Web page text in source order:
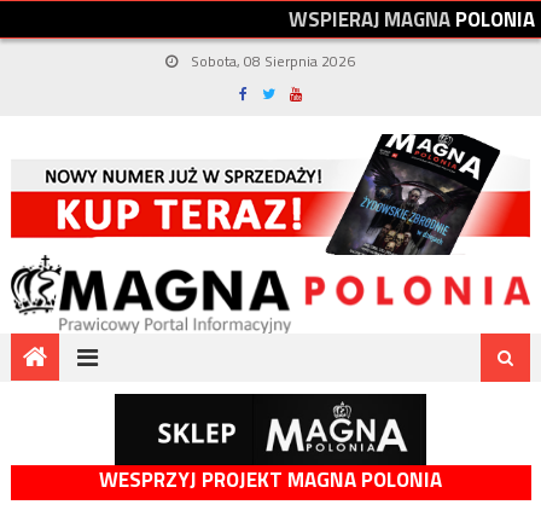
WSPIERAJMAGNAPOLONIA
Sobota, 08 Sierpnia 2026
WESPRZYJ PROJEKT MAGNA POLONIA